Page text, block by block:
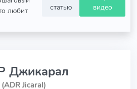
любит
статью
видео
Джикарал
(ADR Jicaral)